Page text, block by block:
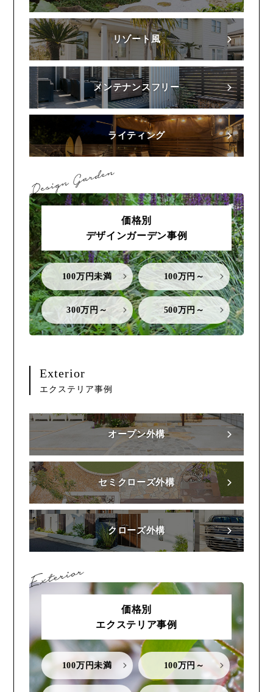
リゾート風
メンテナンスフリー
ライティング
価格別
デザインガーデン事例
100万円未満 100万円～
300万円～ 500万円～
Exterior
エクステリア事例
オープン外構
セミクローズ外構
クローズ外構
価格別
エクステリア事例
100万円未満 100万円～